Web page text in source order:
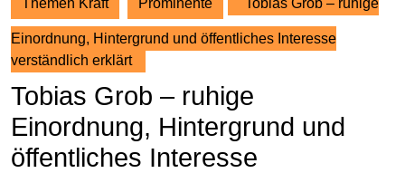
Themen Kraft Prominente Tobias Grob – ruhige
Einordnung, Hintergrund und öffentliches Interesse
verständlich erklärt
Tobias Grob – ruhige
Einordnung, Hintergrund und
öffentliches Interesse